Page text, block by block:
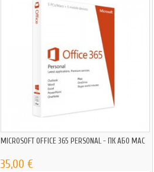
MICROSOFT OFFICE 365 PERSONAL - ПК АБО MAC
35,00 €